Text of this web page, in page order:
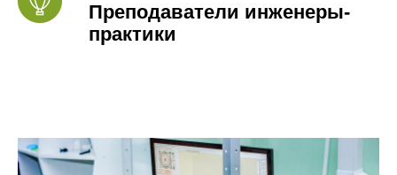
Преподаватели инженеры-
практики